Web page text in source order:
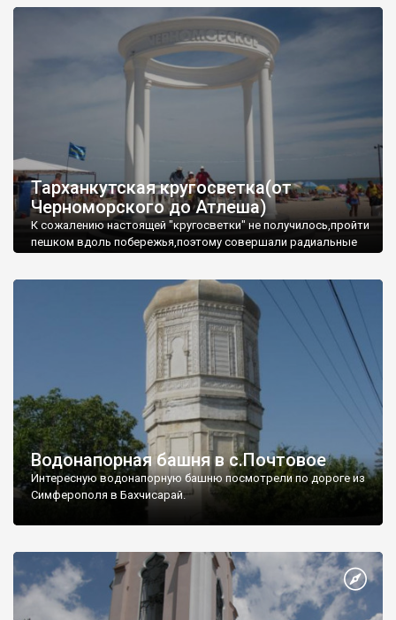
Тарханкутская кругосветка(от
Черноморского до Атлеша)
К сожалению настоящей "кругосветки" не получилось,пройти
пешком вдоль побережья,поэтому совершали радиальные
Водонапорная башня в с.Почтовое
Интересную водонапорную башню посмотрели по дороге из
Симферополя в Бахчисарай.